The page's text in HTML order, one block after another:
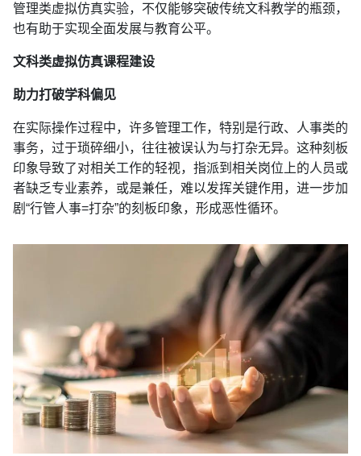
管理类虚拟仿真实验，不仅能够突破传统文科教学的瓶颈，
也有助于实现全面发展与教育公平。
文科类虚拟仿真课程建设
助力打破学科偏见
在实际操作过程中，许多管理工作，特别是行政、人事类的
事务，过于琐碎细小，往往被误认为与打杂无异。这种刻板
印象导致了对相关工作的轻视，指派到相关岗位上的人员或
者缺乏专业素养，或是兼任，难以发挥关键作用，进一步加
剧“行管人事=打杂”的刻板印象，形成恶性循环。